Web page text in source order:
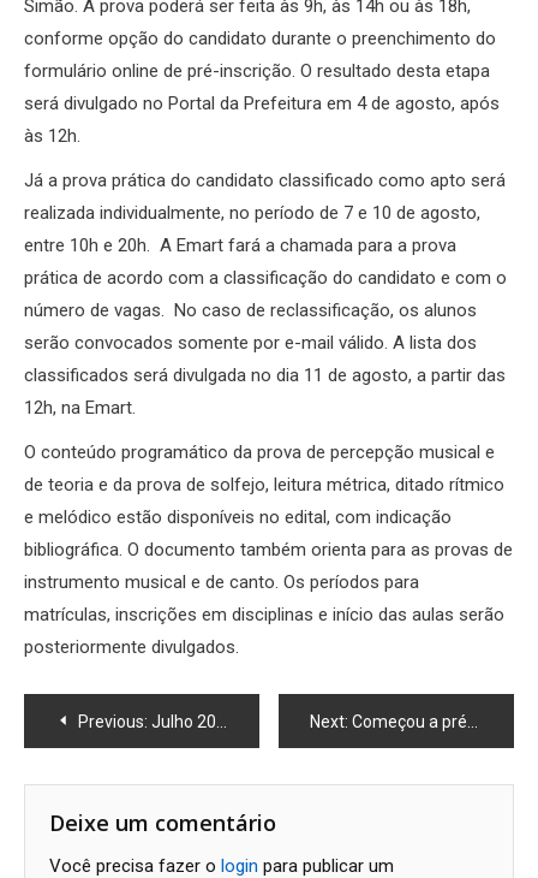
Simão. A prova poderá ser feita às 9h, às 14h ou às 18h,
conforme opção do candidato durante o preenchimento do
formulário online de pré-inscrição. O resultado desta etapa
será divulgado no Portal da Prefeitura em 4 de agosto, após
às 12h.
Já a prova prática do candidato classificado como apto será
realizada individualmente, no período de 7 e 10 de agosto,
entre 10h e 20h. A Emart fará a chamada para a prova
prática de acordo com a classificação do candidato e com o
número de vagas. No caso de reclassificação, os alunos
serão convocados somente por e-mail válido. A lista dos
classificados será divulgada no dia 11 de agosto, a partir das
12h, na Emart.
O conteúdo programático da prova de percepção musical e
de teoria e da prova de solfejo, leitura métrica, ditado rítmico
e melódico estão disponíveis no edital, com indicação
bibliográfica. O documento também orienta para as provas de
instrumento musical e de canto. Os períodos para
matrículas, inscrições em disciplinas e início das aulas serão
posteriormente divulgados.
Navegação
de
Post
Previous: Julho 2023 em Macaé: agenda de eventos Next: Começou a pré-venda de ingressos para ” Barbie” em Macaé
Deixe um comentário
Você precisa fazer o login para publicar um